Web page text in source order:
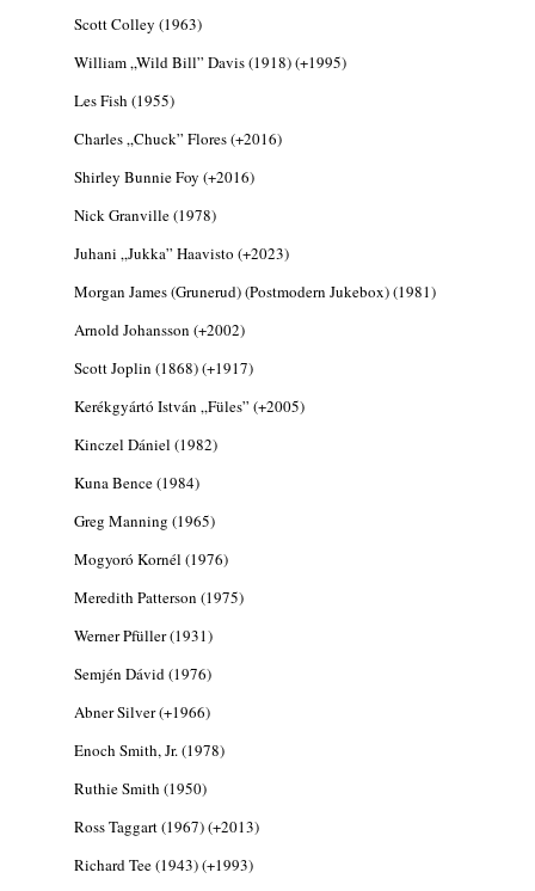
rész: Irving Ashby – Memoirs
2026. augusztus 04.
10 éve halt meg lapunk főszerkesztő-
2026. augusztus 04.
45 éve történt… Jazz-rock albumok 1981-
ből - Shakatak „Drivin’ Hard”
január 4.)
2026. augusztus 03.
Gondolataim - 2026 (XI. évfolyam - 8. rész)
2026. augusztus 02.
A 21. században meghalt magyar jazz
muzsikusok – 109. rész: (Dr.) Borissza Géza
2026. augusztus 02.
2026. augusztus 01.
Ma 40 éves Gyarmati Gábor és 54 éves
Florian Ross
Quintet és Kurt Rosenwinkel közös
lemezének új előfutára, a Sharknado
gyermekeik – 42. rész: Vörös László +
Vörösné Strausz Eszter + Vörös Bence
Scott Colley (1963)
William „Wild Bill” Davis (1918) (+1995)
Les Fish (1955)
Charles „Chuck” Flores (+2016)
Shirley Bunnie Foy (+2016)
Nick Granville (1978)
Juhani „Jukka” Haavisto (+2023)
Morgan James (Grunerud) (Postmodern Jukebox) (1981)
Arnold Johansson (+2002)
Scott Joplin (1868) (+1917)
Kerékgyártó István „Füles” (+2005)
Kinczel Dániel (1982)
Kuna Bence (1984)
Greg Manning (1965)
Mogyoró Kornél (1976)
Meredith Patterson (1975)
Werner Pfüller (1931)
Semjén Dávid (1976)
Abner Silver (+1966)
Enoch Smith, Jr. (1978)
Ruthie Smith (1950)
Ross Taggart (1967) (+2013)
Richard Tee (1943) (+1993)